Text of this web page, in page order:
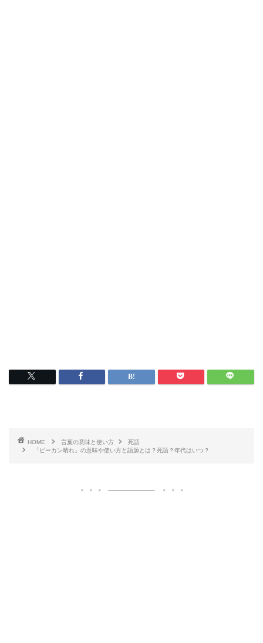
HOME 言葉の意味と使い方
死語
「ピーカン晴れ」の意味や使い方と語源とは？死語？年代はいつ？